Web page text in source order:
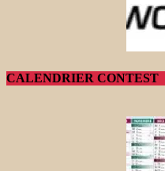
CALENDRIER CONTEST